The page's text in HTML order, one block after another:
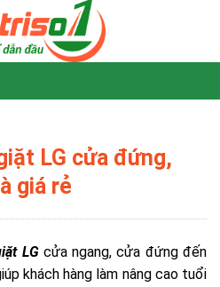
LG cửa đứng,
giá rẻ
LGcửa ngang, cửa đứng đến
khách hàng làm nâng cao tuổi